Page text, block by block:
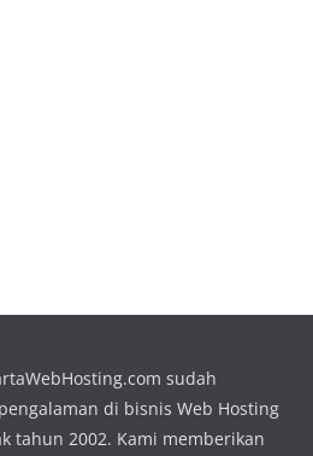
sudah
di bisnis Web Hosting
tahun 2002. Kami memberikan